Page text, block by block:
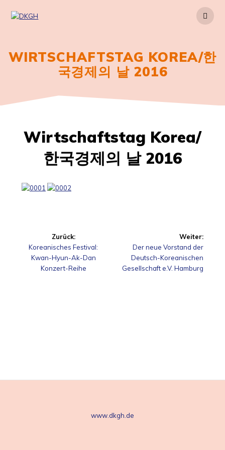
WIRTSCHAFTSTAG KOREA/한
국경제의 날 2016
Wirtschaftstag Korea/
한국경제의 날 2016
Beitragsnavigation
Zurück:
Vorheriger
Beitrag:
Koreanisches Festival:
Kwan-Hyun-Ak-Dan
Konzert-Reihe
Weiter:
Nächster
Beitrag:
Der neue Vorstand der
Deutsch-Koreanischen
Gesellschaft e.V. Hamburg
www.dkgh.de